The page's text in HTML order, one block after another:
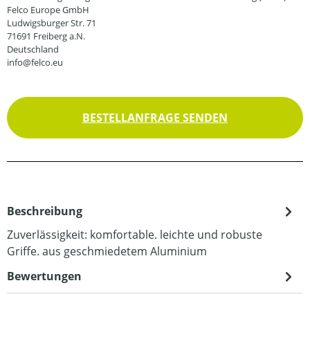
Felco Europe GmbH
Ludwigsburger Str. 71
71691 Freiberg a.N.
Deutschland
info@felco.eu
BESTELLANFRAGE SENDEN
Beschreibung
Zuverlässigkeit: komfortable. leichte und robuste
Griffe. aus geschmiedetem Aluminium
Bewertungen